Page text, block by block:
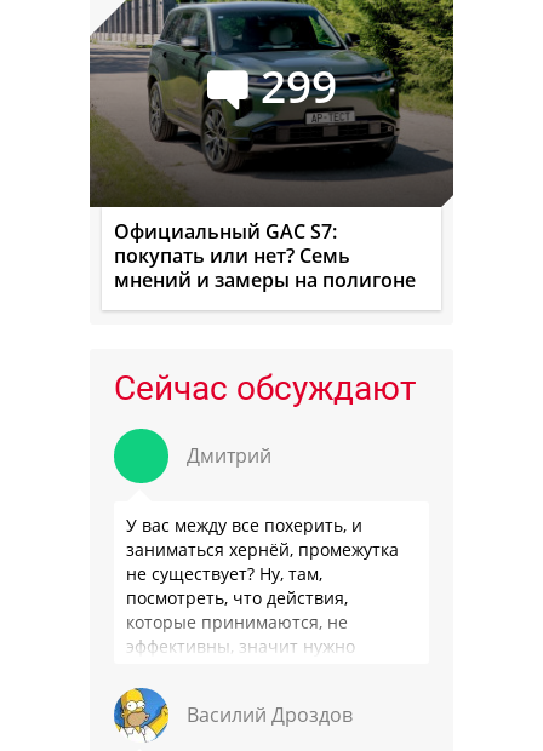
299
Официальный GAC S7:
покупать или нет? Семь
мнений и замеры на полигоне
Сейчас обсуждают
Дмитрий
У вас между все похерить, и
заниматься хернёй, промежутка
не существует? Ну, там,
посмотреть, что действия,
которые принимаются, не
эффективны, значит нужно
Или только две крайности? Хватит
…
Василий Дроздов